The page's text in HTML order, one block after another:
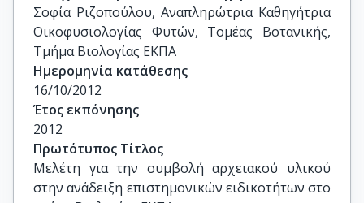
Σοφία Ριζοπούλου, Αναπληρώτρια Καθηγήτρια
Οικοφυσιολογίας Φυτών, Τομέας Βοτανικής,
Τμήμα Βιολογίας ΕΚΠΑ
Ημερομηνία κατάθεσης
16/10/2012
Έτος εκπόνησης
2012
Πρωτότυπος Τίτλος
Μελέτη για την συμβολή αρχειακού υλικού
στην ανάδειξη επιστημονικών ειδικοτήτων στο